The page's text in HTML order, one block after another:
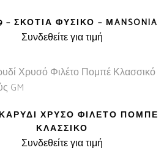
– ΣΚΟΤΊΑ ΦΥΣΙΚΌ – ΜANSONIA
Συνδεθείτε για τιμή
ΚΑΡΥΔΊ ΧΡΥΣΌ ΦΙΛΈΤΟ ΠΟΜΠΈ
ΚΛΑΣΣΙΚΌ
Συνδεθείτε για τιμή